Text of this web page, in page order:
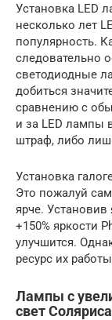
Установка LED
несколько лет
популярность.
следовательно
светодиодные
добиться
сравнению с
и за LED лампы
штраф, либо
Установка
Это пожалуй
ярче.
+150% яркости
улучшится.
ресурс их
Лампы с
свет Соляриса